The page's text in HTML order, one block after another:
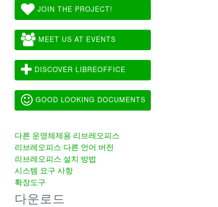
JOIN THE PROJECT!
MEET US AT EVENTS
DISCOVER LIBREOFFICE
GOOD LOOKING DOCUMENTS
다른 운영체제용 리브레오피스
리브레오피스 다른 언어 버전
리브레오피스 설치 방법
시스템 요구 사항
확장도구
다운로드